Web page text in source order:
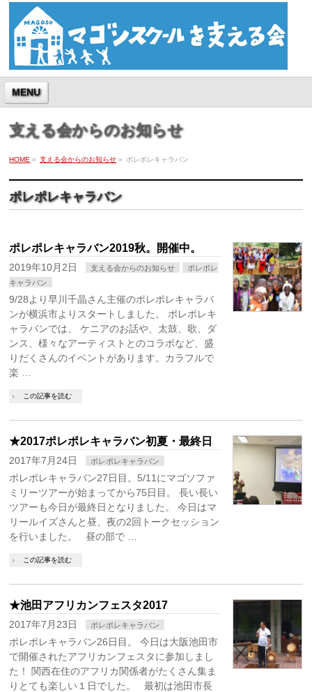
MENU
支える会からのお知らせ
HOME » 支える会からのお知らせ » ポレポレキャラバン
ポレポレキャラバン
ポレポレキャラバン2019秋。開催中。
2019年10月2日 支える会からのお知らせ
ポレポレ
キャラバン
9/28より早川千晶さん主催のポレポレキャラバ
ンが横浜市よりスタートしました。 ポレポレキ
ャラバンでは、 ケニアのお話や、太鼓、歌、ダ
ンス、様々なアーティストとのコラボなど、盛
りだくさんのイベントがあります。カラフルで
楽 …
この記事を読む
★2017ポレポレキャラバン初夏・最終日
2017年7月24日 ポレポレキャラバン
ポレポレキャラバン27日目。5/11にマゴソファ
ミリーツアーが始まってから75日目。 長い長い
ツアーも今日が最終日となりました。 今日はマ
リールイズさんと昼、夜の2回トークセッション
を行いました。 昼の部で …
この記事を読む
★池田アフリカンフェスタ2017
2017年7月23日 ポレポレキャラバン
ポレポレキャラバン26日目。 今日は大阪池田市
で開催されたアフリカンフェスタに参加しまし
た！ 関西在住のアフリカ関係者がたくさん集ま
りとても楽しい１日でした。 最初は池田市長